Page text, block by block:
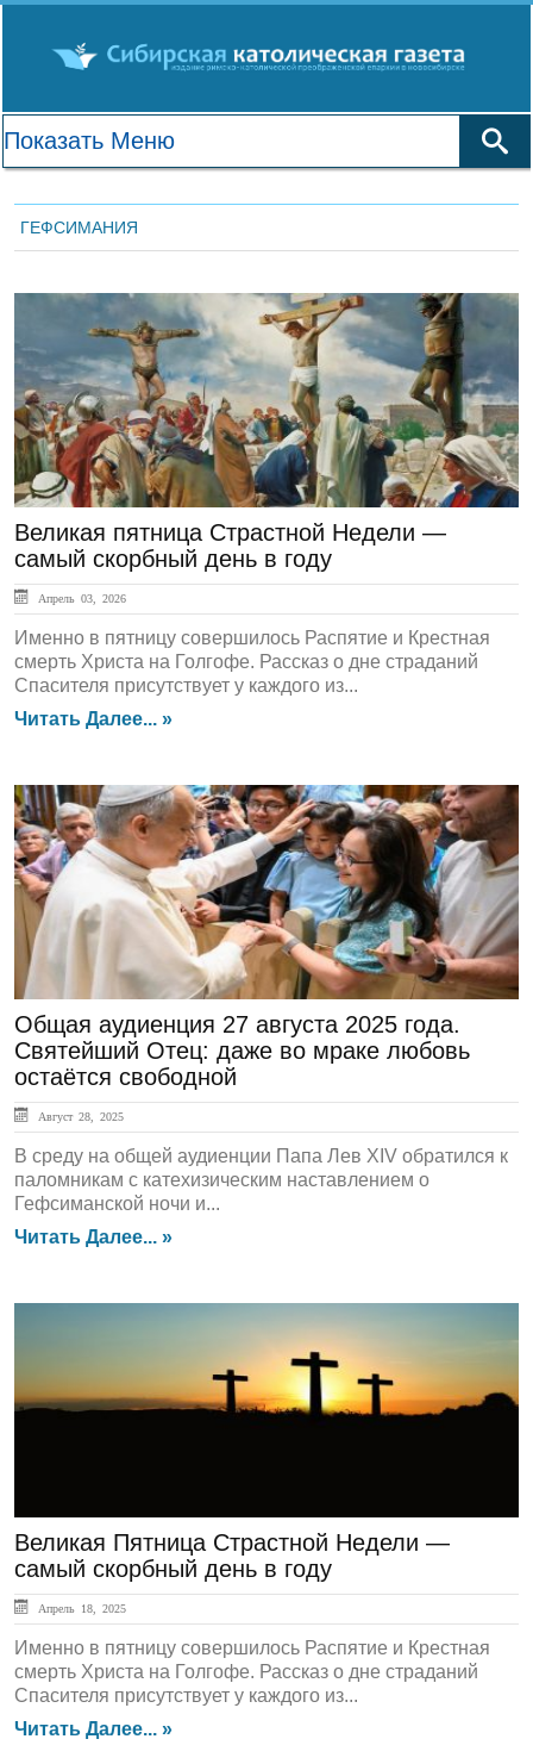
ГЕФСИМАНИЯ
ЛЕНТА НОВОСТЕЙ
Великая пятница Страстной Недели —
самый скорбный день в году
Апрель 03, 2026
Именно в пятницу совершилось Распятие и Крестная
смерть Христа на Голгофе. Рассказ о дне страданий
Спасителя присутствует у каждого из...
Читать Далее... »
ЛЕНТА НОВОСТЕЙ
Общая аудиенция 27 августа 2025 года.
Святейший Отец: даже во мраке любовь
остаётся свободной
Август 28, 2025
В среду на общей аудиенции Папа Лев XIV обратился к
паломникам с катехизическим наставлением о
Гефсиманской ночи и...
Читать Далее... »
Великая Пятница Страстной Недели —
самый скорбный день в году
Апрель 18, 2025
Именно в пятницу совершилось Распятие и Крестная
смерть Христа на Голгофе. Рассказ о дне страданий
Спасителя присутствует у каждого из...
Читать Далее... »